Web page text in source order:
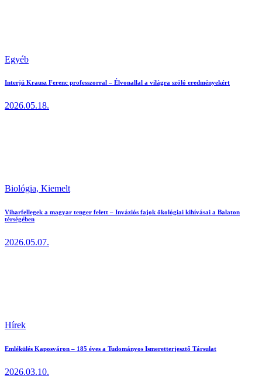
Egyéb
Interjú Krausz Ferenc professzorral – Élvonallal a világra szóló eredményekért
2026.05.18.
Biológia, Kiemelt
Viharfellegek a magyar tenger felett – Inváziós fajok ökológiai kihívásai a Balaton
térségében
2026.05.07.
Hírek
Emlékülés Kaposváron – 185 éves a Tudományos Ismeretterjesztő Társulat
2026.03.10.